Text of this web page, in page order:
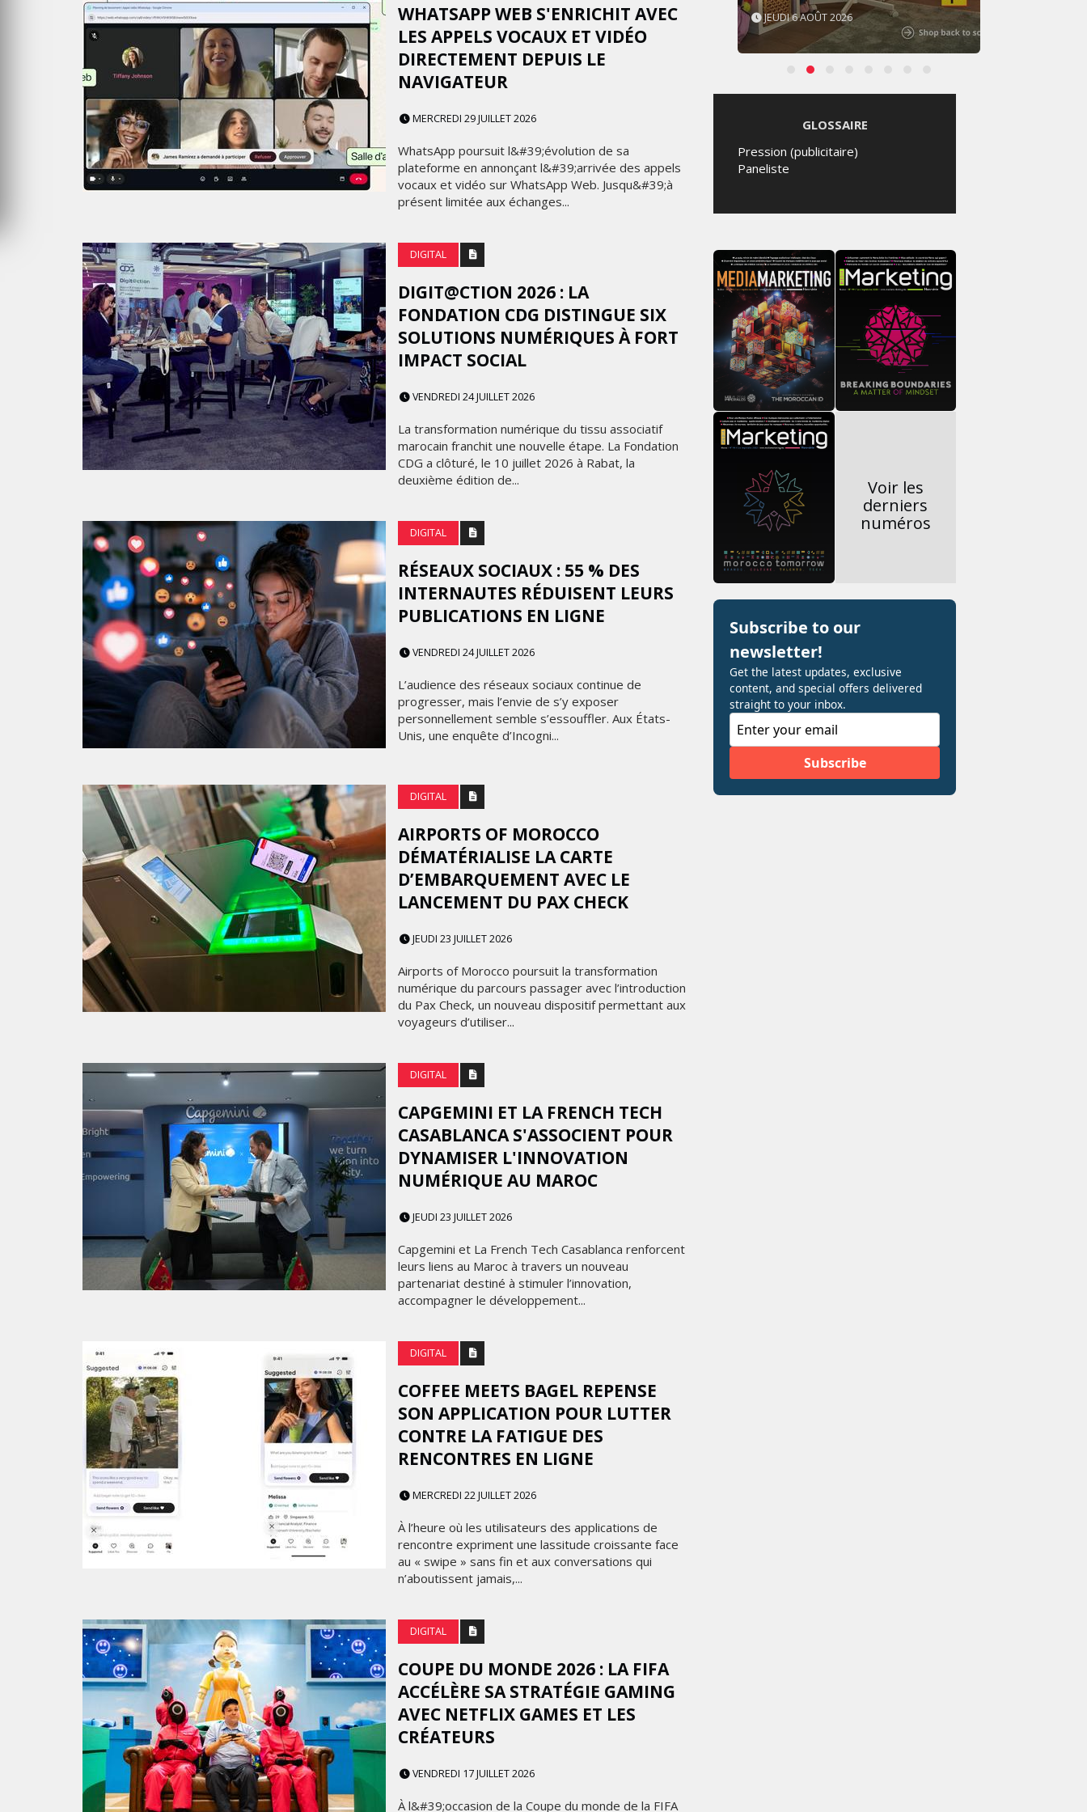
WHATSAPP WEB S'ENRICHIT AVEC
LES APPELS VOCAUX ET VIDÉO
DIRECTEMENT DEPUIS LE
NAVIGATEUR
MERCREDI 29 JUILLET 2026
WhatsApp poursuit l&#39;évolution de sa
plateforme en annonçant l&#39;arrivée des appels
vocaux et vidéo sur WhatsApp Web. Jusqu&#39;à
présent limitée aux échanges...
DIGITAL
DIGIT@CTION 2026 : LA
FONDATION CDG DISTINGUE SIX
SOLUTIONS NUMÉRIQUES À FORT
IMPACT SOCIAL
VENDREDI 24 JUILLET 2026
La transformation numérique du tissu associatif
marocain franchit une nouvelle étape. La Fondation
CDG a clôturé, le 10 juillet 2026 à Rabat, la
deuxième édition de...
DIGITAL
RÉSEAUX SOCIAUX : 55 % DES
INTERNAUTES RÉDUISENT LEURS
PUBLICATIONS EN LIGNE
VENDREDI 24 JUILLET 2026
L’audience des réseaux sociaux continue de
progresser, mais l’envie de s’y exposer
personnellement semble s’essouffler. Aux États-
Unis, une enquête d’Incogni...
DIGITAL
AIRPORTS OF MOROCCO
DÉMATÉRIALISE LA CARTE
D’EMBARQUEMENT AVEC LE
LANCEMENT DU PAX CHECK
JEUDI 23 JUILLET 2026
Airports of Morocco poursuit la transformation
numérique du parcours passager avec l’introduction
du Pax Check, un nouveau dispositif permettant aux
voyageurs d’utiliser...
DIGITAL
CAPGEMINI ET LA FRENCH TECH
CASABLANCA S'ASSOCIENT POUR
DYNAMISER L'INNOVATION
NUMÉRIQUE AU MAROC
JEUDI 23 JUILLET 2026
Capgemini et La French Tech Casablanca renforcent
leurs liens au Maroc à travers un nouveau
partenariat destiné à stimuler l’innovation,
accompagner le développement...
DIGITAL
COFFEE MEETS BAGEL REPENSE
SON APPLICATION POUR LUTTER
CONTRE LA FATIGUE DES
RENCONTRES EN LIGNE
MERCREDI 22 JUILLET 2026
À l’heure où les utilisateurs des applications de
rencontre expriment une lassitude croissante face
au « swipe » sans fin et aux conversations qui
n’aboutissent jamais,...
DIGITAL
COUPE DU MONDE 2026 : LA FIFA
ACCÉLÈRE SA STRATÉGIE GAMING
AVEC NETFLIX GAMES ET LES
CRÉATEURS
VENDREDI 17 JUILLET 2026
À l&#39;occasion de la Coupe du monde de la FIFA
VENDREDI 31 JUILLET 2026 JEUDI 6 AOÛT 2026 JEUDI 6 AOÛT 2026
GLOSSAIRE
Pression (publicitaire)
Paneliste
Voir les
derniers
numéros